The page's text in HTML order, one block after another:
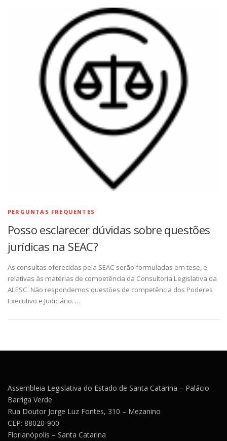
PERGUNTAS FREQUENTES
Posso esclarecer dúvidas sobre questões
jurídicas na SEAC?
As consultas oferecidas pela SEAC serão formuladas em tese, e
relativas às matérias de competência da Consultoria Legislativa da
ALESC. Não respondemos questões de competência dos Poderes
Executivo e Judiciário. …
Assembleia Legislativa do Estado de Santa Catarina – Palácio
Barriga Verde
Rua Doutor Jorge Luz Fontes, 310 – Mezanino
CEP: 88020-900
Florianópolis – Santa Catarina